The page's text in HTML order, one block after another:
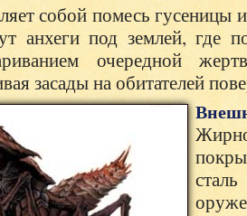
собой помесь гусеницы
анхеги под землей, где
очередной
засады на обитателей